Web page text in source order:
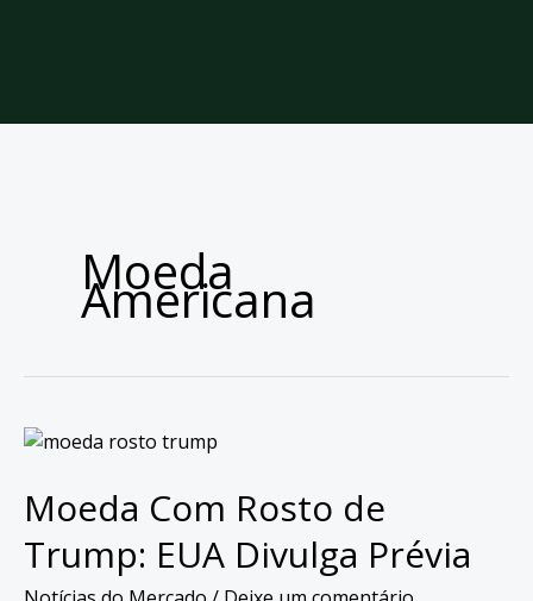
Moeda
Americana
Moeda Com Rosto de
Trump: EUA Divulga Prévia